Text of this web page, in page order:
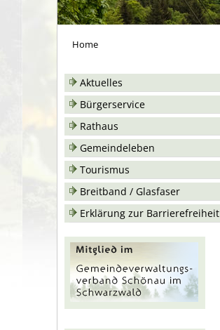
Home
Aktuelles
Bürgerservice
Rathaus
Gemeindeleben
Tourismus
Breitband / Glasfaser
Erklärung zur Barrierefreiheit